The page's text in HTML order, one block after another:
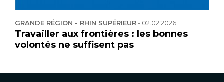
GRANDE RÉGION - RHIN SUPÉRIEUR- 02.02.2026
Travailler aux frontières : les bonnes
volontés ne suffisent pas